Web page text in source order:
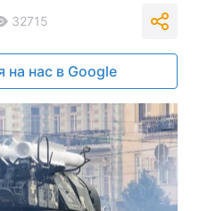
32715
на нас в Google